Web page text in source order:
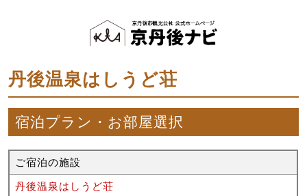
丹後温泉はしうど荘
宿泊プラン・お部屋選択
ご宿泊の施設
丹後温泉はしうど荘